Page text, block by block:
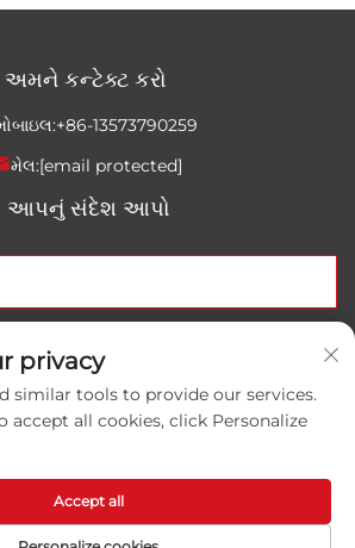
અમને કન્ટેક્ટ કરો
+86-13573790259
મેલ:[email protected]
આપનું સંદેશ આપો
હવે મોકલો
રક્ષિત.
પ્રાઇવેસી પોલિસી
privacy
similar tools to provide our services.
accept all cookies, click Personalize
Accept all